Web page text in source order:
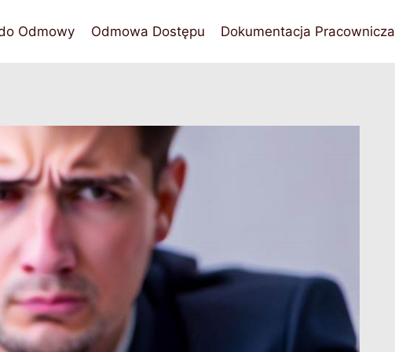
Odmowy Odmowa Dostępu Dokumentacja Pracownicza